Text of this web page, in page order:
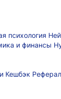
психология
и финансы
Кешбэк